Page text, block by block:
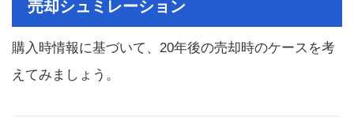
売却シュミレーション
購入時情報に基づいて、20年後の売却時のケースを考
えてみましょう。